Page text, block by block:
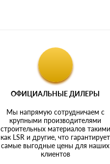
ОФИЦИАЛЬНЫЕ ДИЛЕРЫ
Мы напрямую сотрудничаем с
крупными производителями
строительных материалов такими
как LSR и другие, что гарантирует
самые выгодные цены для наших
клиентов